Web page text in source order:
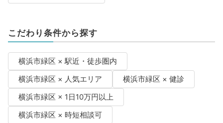
こだわり条件から探す
横浜市緑区 × 駅近・徒歩圏内
横浜市緑区 × 人気エリア
横浜市緑区 × 健診
横浜市緑区 × 1日10万円以上
横浜市緑区 × 時短相談可